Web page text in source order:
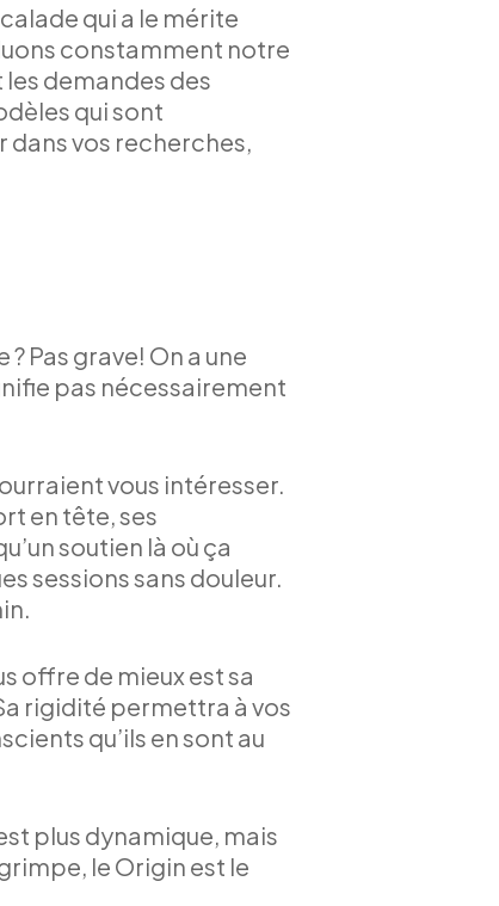
qui a le mérite
constamment notre
les demandes des
qui sont
dans vos recherches,
Pas grave! On a une
pas nécessairement
vous intéresser.
en tête, ses
soutien là où ça
sessions sans douleur.
offre de mieux est sa
rigidité permettra à vos
qu’ils en sont au
plus dynamique, mais
le Origin est le